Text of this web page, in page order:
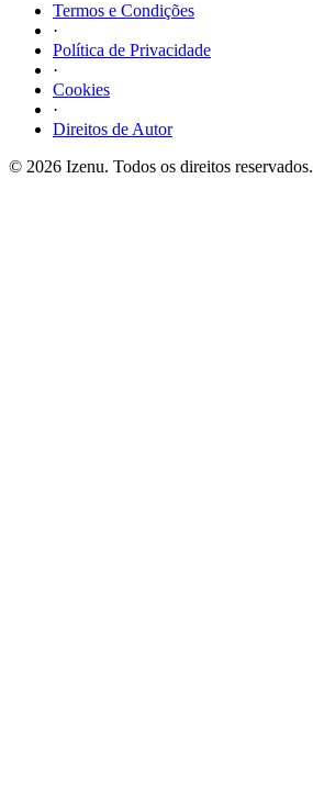
Termos e Condições
·
Política de Privacidade
·
Cookies
·
Direitos de Autor
© 2026 Izenu. Todos os direitos reservados.